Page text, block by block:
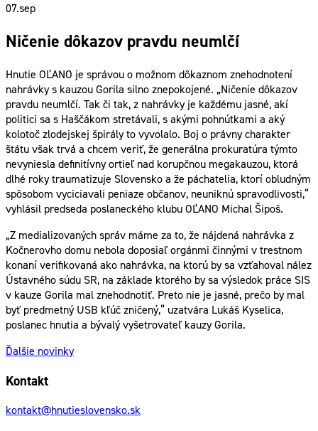
07.sep
Ničenie dôkazov pravdu neumlčí
Hnutie OĽANO je správou o možnom dôkaznom znehodnotení
nahrávky s kauzou Gorila silno znepokojené. „Ničenie dôkazov
pravdu neumlčí. Tak či tak, z nahrávky je každému jasné, akí
politici sa s Haščákom stretávali, s akými pohnútkami a aký
kolotoč zlodejskej špirály to vyvolalo. Boj o právny charakter
štátu však trvá a chcem veriť, že generálna prokuratúra týmto
nevyniesla definitívny ortieľ nad korupčnou megakauzou, ktorá
dlhé roky traumatizuje Slovensko a že páchatelia, ktorí obludným
spôsobom vyciciavali peniaze občanov, neuniknú spravodlivosti,“
vyhlásil predseda poslaneckého klubu OĽANO Michal Šipoš.
„Z medializovaných správ máme za to, že nájdená nahrávka z
Kočnerovho domu nebola doposiaľ orgánmi činnými v trestnom
konaní verifikovaná ako nahrávka, na ktorú by sa vzťahoval nález
Ústavného súdu SR, na základe ktorého by sa výsledok práce SIS
v kauze Gorila mal znehodnotiť. Preto nie je jasné, prečo by mal
byť predmetný USB kľúč zničený,“ uzatvára Lukáš Kyselica,
poslanec hnutia a bývalý vyšetrovateľ kauzy Gorila.
Ďalšie novinky
Kontakt
kontakt@hnutieslovensko.sk